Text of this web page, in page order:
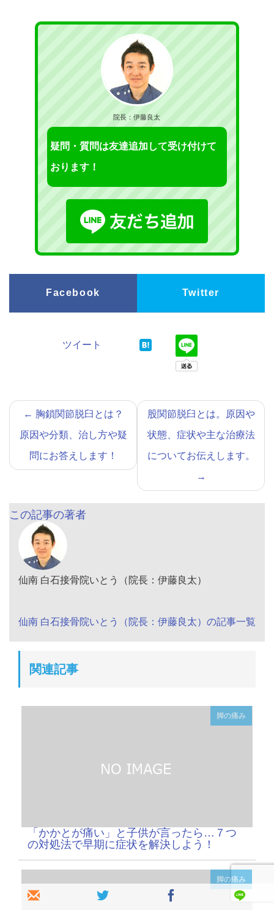
院長：伊藤良太
疑問・質問は友達追加して受け付けて
おります！
Facebook Twitter
ツイート
← 胸鎖関節脱臼とは？
原因や分類、治し方や疑
問にお答えします！
股関節脱臼とは。原因や
状態、症状や主な治療法
についてお伝えします。
→
この記事の著者
仙南 白石接骨院いとう（院長：伊藤良太）
仙南 白石接骨院いとう（院長：伊藤良太）の記事一覧
関連記事
脚の痛み
「かかとが痛い」と子供が言ったら…７つ
の対処法で早期に症状を解決しよう！
脚の痛み